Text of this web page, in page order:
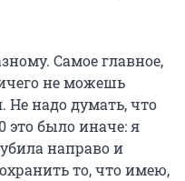
Самое главное,
не можешь
Не надо думать, что
это было иначе: я
направо и
то, что имею,